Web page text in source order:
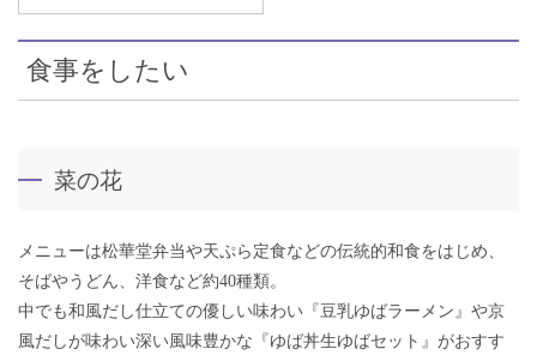
食事をしたい
菜の花
メニューは松華堂弁当や天ぷら定食などの伝統的和食をはじめ、
そばやうどん、洋食など約40種類。
中でも和風だし仕立ての優しい味わい『豆乳ゆばラーメン』や京
風だしが味わい深い風味豊かな『ゆば丼生ゆばセット』がおすす